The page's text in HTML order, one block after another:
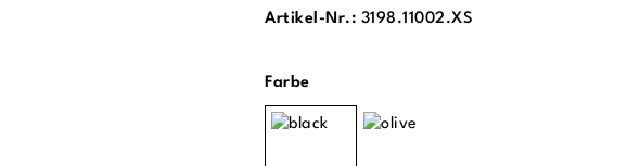
Artikel-Nr.: 3198.11002.XS
Farbeauswählen